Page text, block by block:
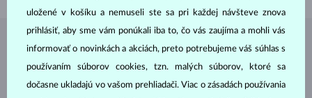
ŠPERKY ZATELIÉRU KLENOTA
uložené v košíku a nemuseli ste sa pri každej návšteve znova
prihlásiť, aby sme vám ponúkali iba to, čo vás zaujíma a mohli vás
informovať o novinkách a akciách, preto potrebujeme váš súhlas s
používaním súborov cookies, tzn. malých súborov, ktoré sa
dočasne ukladajú vo vašom prehliadači. Viac o zásadách používania